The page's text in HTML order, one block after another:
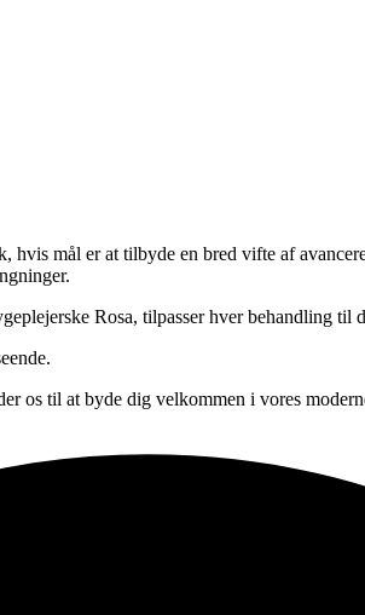
mål er at tilbyde en bred vifte af
Rosa, tilpasser hver behandling
os til at byde dig velkommen i vores